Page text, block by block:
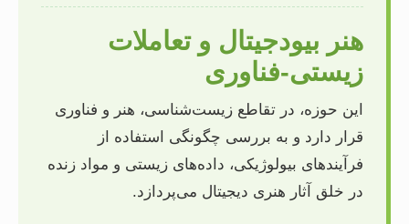
هنر بیودجیتال و تعاملات
زیستی-فناوری
این حوزه، در تقاطع زیست‌شناسی، هنر و فناوری
قرار دارد و به بررسی چگونگی استفاده از
فرآیندهای بیولوژیکی، داده‌های زیستی و مواد زنده
در خلق آثار هنری دیجیتال می‌پردازد.